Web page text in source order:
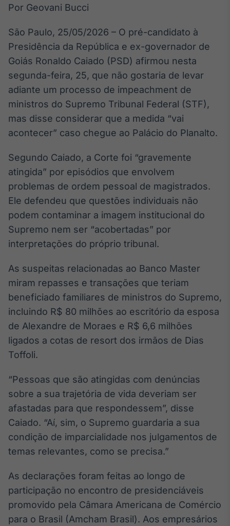
no Brasil
Broadcast
White Label
Plataforma para
conteúdos
personalizados
Soluções de Dados
e Conteúdos
OTC
Plataforma para
ativos
Broadcast
Datafeed
APIs para
conteúdos e
Broadcast
Ticker
Cotações e
headlines de
notícias
Broadcast
Widgets
para conteúdos e
funcionalidades
Broadcast
Conteúdos e
dados para
displays e telas
Por Geovani Bucci
São Paulo, 25/05/2026 – O pré-candidato à
Presidência da República e ex-governador de
Goiás Ronaldo Caiado (PSD) afirmou nesta
segunda-feira, 25, que não gostaria de levar
adiante um processo de impeachment de
ministros do Supremo Tribunal Federal (STF),
mas disse considerar que a medida “vai
acontecer” caso chegue ao Palácio do Planalto.
Segundo Caiado, a Corte foi “gravemente
atingida” por episódios que envolvem
problemas de ordem pessoal de magistrados.
Ele defendeu que questões individuais não
podem contaminar a imagem institucional do
Supremo nem ser “acobertadas” por
interpretações do próprio tribunal.
As suspeitas relacionadas ao Banco Master
miram repasses e transações que teriam
beneficiado familiares de ministros do Supremo,
incluindo R$ 80 milhões ao escritório da esposa
de Alexandre de Moraes e R$ 6,6 milhões
ligados a cotas de resort dos irmãos de Dias
Toffoli.
“Pessoas que são atingidas com denúncias
sobre a sua trajetória de vida deveriam ser
afastadas para que respondessem”, disse
Caiado. “Aí, sim, o Supremo guardaria a sua
condição de imparcialidade nos julgamentos de
temas relevantes, como se precisa.”
As declarações foram feitas ao longo de
participação no encontro de presidenciáveis
promovido pela Câmara Americana de Comércio
para o Brasil (Amcham Brasil). Aos empresários